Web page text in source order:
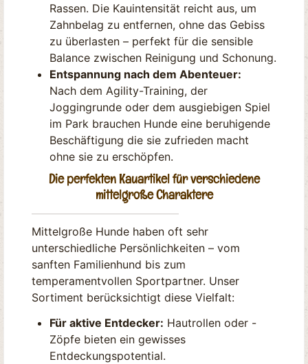
Rassen. Die Kauintensität reicht aus, um
Zahnbelag zu entfernen, ohne das Gebiss
zu überlasten – perfekt für die sensible
Balance zwischen Reinigung und Schonung.
Entspannung nach dem Abenteuer:
Nach dem Agility-Training, der
Joggingrunde oder dem ausgiebigen Spiel
im Park brauchen Hunde eine beruhigende
Beschäftigung die sie zufrieden macht
ohne sie zu erschöpfen.
Die perfekten Kauartikel für verschiedene
mittelgroße Charaktere
Mittelgroße Hunde haben oft sehr
unterschiedliche Persönlichkeiten – vom
sanften Familienhund bis zum
temperamentvollen Sportpartner. Unser
Sortiment berücksichtigt diese Vielfalt:
Für aktive Entdecker: Hautrollen oder -
Zöpfe bieten ein gewisses
Entdeckungspotential.